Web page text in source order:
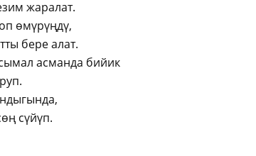
жаралат.
өмүрүңдү,
бере алат.
асманда бийик
сүйүп.